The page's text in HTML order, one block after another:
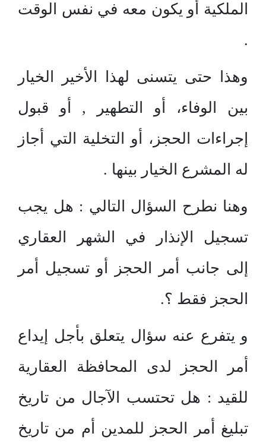
الملكية أو يكون معه في نفس الوقت
.
وهذا حتى يتسنى لهذا الأخير الخيار
بين الوفاء، أو التطهير , أو قبول
إجراءات الحجز، أو التخلية التي أجاز
له المشرع الخيار بينها .
وهنا نطرح السؤال التالي : هل يجب
تسجيل الإنذار في الشهر العقاري
إلى جانب أمر الحجز أو تسجيل أمر
الحجز فقط ؟.
و يتفرع عنه سؤال يتعلق بأجل إيداع
أمر الحجز لدى المحافظة العقارية
للقيد : هل تحتسب الآجال من تاريخ
تبليغ أمر الحجز للمدين أم من تاريخ